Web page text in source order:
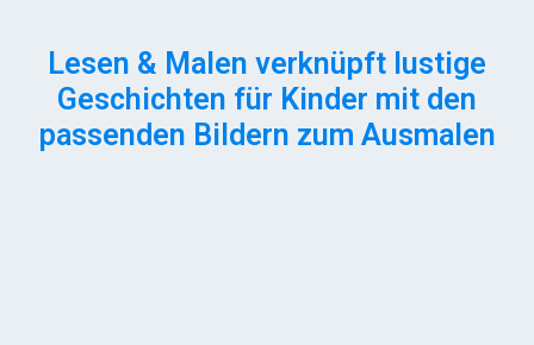
Lesen & Malen verknüpft lustige
Geschichten für Kinder mit den
passenden Bildern zum Ausmalen